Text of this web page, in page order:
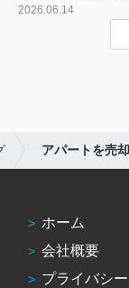
2026.06.14
アパートを売
ホーム
会社概要
プライバシ